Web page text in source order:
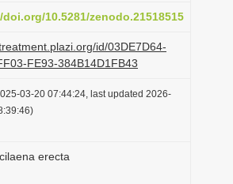
o
n
10.5281/zenodo.21518515
id/03DE7D64-
FE93-384B14D1FB43
03-20 07:44:24, last updated 2026-
erecta